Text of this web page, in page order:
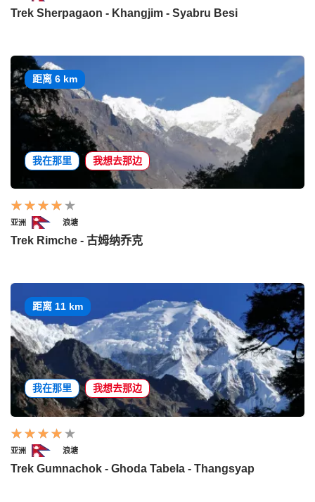
Trek Sherpagaon - Khangjim - Syabru Besi
距离 6 km
我在那里 我想去那边
亚洲 浪塘
Trek Rimche - 古姆纳乔克
距离 11 km
我在那里 我想去那边
亚洲 浪塘
Trek Gumnachok - Ghoda Tabela - Thangsyap